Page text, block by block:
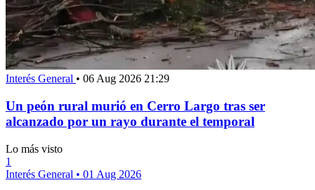
Interés General • 06 Aug 2026 21:29
Un peón rural murió en Cerro Largo tras ser
alcanzado por un rayo durante el temporal
Lo más visto
1
Interés General • 01 Aug 2026